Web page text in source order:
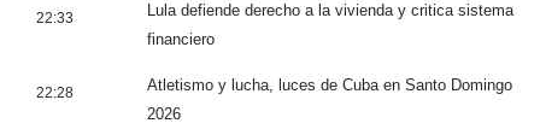
22:33
Lula defiende derecho a la vivienda y critica sistema
financiero
22:28
Atletismo y lucha, luces de Cuba en Santo Domingo
2026